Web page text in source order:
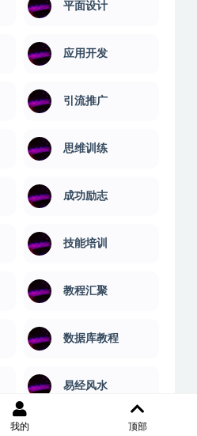
平面设计
应用开发
引流推广
思维训练
成功励志
技能培训
教程汇聚
数据库教程
易经风水
我的 顶部